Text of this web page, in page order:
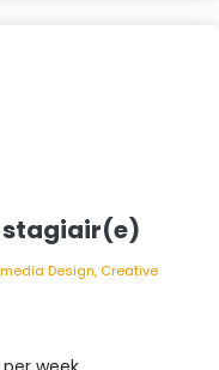
stagiair(e)
Design, Creative